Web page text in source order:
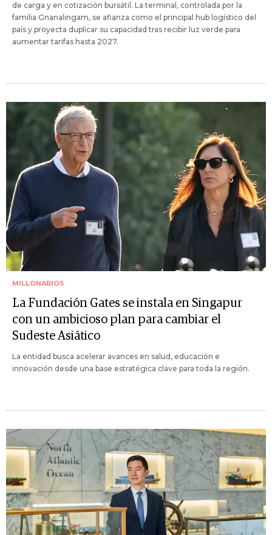
de carga y en cotización bursátil. La terminal, controlada por la
familia Gnanalingam, se afianza como el principal hub logístico del
país y proyecta duplicar su capacidad tras recibir luz verde para
aumentar tarifas hasta 2027.
MILLONARIOS
La Fundación Gates se instala en Singapur
con un ambicioso plan para cambiar el
Sudeste Asiático
La entidad busca acelerar avances en salud, educación e
innovación desde una base estratégica clave para toda la región.